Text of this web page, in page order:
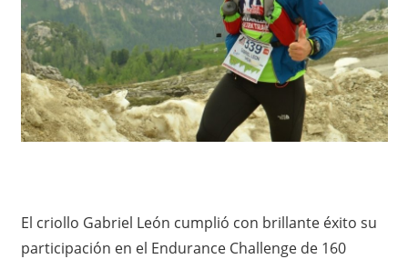
El criollo Gabriel León cumplió con brillante éxito su
participación en el Endurance Challenge de 160